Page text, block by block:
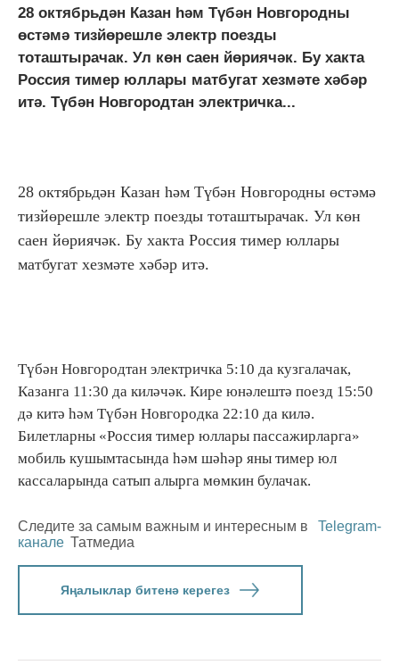
28 октябрьдән Казан һәм Түбән Новгородны
өстәмә тизйөрешле электр поезды
тоташтырачак. Ул көн саен йөриячәк. Бу хакта
Россия тимер юллары матбугат хезмәте хәбәр
итә. Түбән Новгородтан электричка...
28 октябрьдән Казан һәм Түбән Новгородны өстәмә
тизйөрешле электр поезды тоташтырачак. Ул көн
саен йөриячәк. Бу хакта Россия тимер юллары
матбугат хезмәте хәбәр итә.
Түбән Новгородтан электричка 5:10 да кузгалачак,
Казанга 11:30 да киләчәк. Кире юнәлештә поезд 15:50
дә китә һәм Түбән Новгородка 22:10 да килә.
Билетларны «Россия тимер юллары пассажирларга»
мобиль кушымтасында һәм шәһәр яны тимер юл
кассаларында сатып алырга мөмкин булачак.
Следите за самым важным и интересным в
Telegram-
канале Татмедиа
Яңалыклар битенә керегез